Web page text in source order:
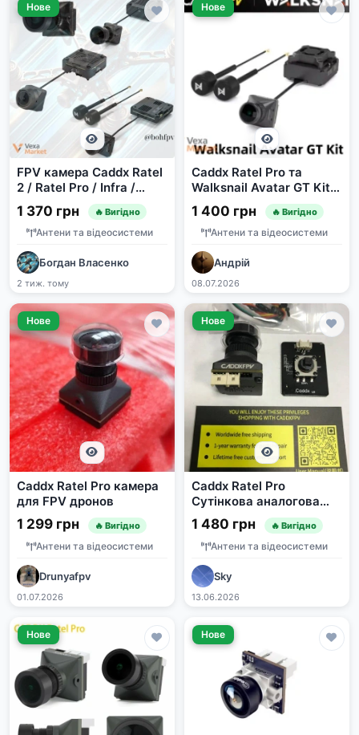
Нове
FPV камера Caddx Ratel
2 / Ratel Pro / Infra /
Walksnail Avatar
1 370 грн 🔥 Вигідно
Антени та відеосистеми
Богдан Власенко
2 тиж. тому
Нове
Caddx Ratel Pro та
Walksnail Avatar GT Kit
2W
1 400 грн 🔥 Вигідно
Антени та відеосистеми
Андрій
08.07.2026
Нове
Caddx Ratel Pro камера
для FPV дронов
1 299 грн 🔥 Вигідно
Антени та відеосистеми
Drunyafpv
01.07.2026
Нове
Caddx Ratel Pro
Сутінкова аналогова
камера Starlight
0.0001LUX FOV 125°
1 480 грн 🔥 Вигідно
Антени та відеосистеми
Sky
13.06.2026
Нове Нове